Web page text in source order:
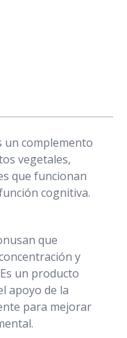
un complemento
vegetales,
que funcionan
cognitiva.
que
y
un producto
apoyo de la
para mejorar